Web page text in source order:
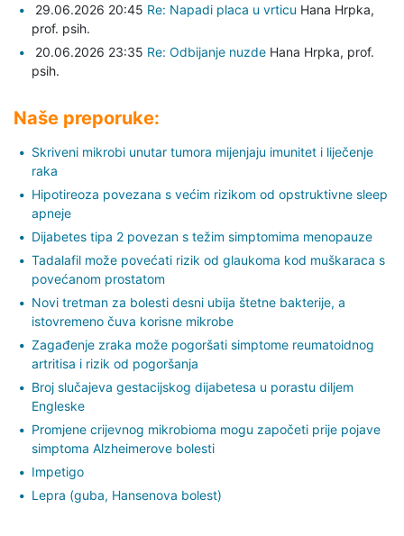
29.06.2026 20:45 Re: Napadi placa u vrticu Hana Hrpka,
prof. psih.
20.06.2026 23:35 Re: Odbijanje nuzde Hana Hrpka, prof.
psih.
Naše preporuke:
Skriveni mikrobi unutar tumora mijenjaju imunitet i liječenje
raka
Hipotireoza povezana s većim rizikom od opstruktivne sleep
apneje
Dijabetes tipa 2 povezan s težim simptomima menopauze
Tadalafil može povećati rizik od glaukoma kod muškaraca s
povećanom prostatom
Novi tretman za bolesti desni ubija štetne bakterije, a
istovremeno čuva korisne mikrobe
Zagađenje zraka može pogoršati simptome reumatoidnog
artritisa i rizik od pogoršanja
Broj slučajeva gestacijskog dijabetesa u porastu diljem
Engleske
Promjene crijevnog mikrobioma mogu započeti prije pojave
simptoma Alzheimerove bolesti
Impetigo
Lepra (guba, Hansenova bolest)